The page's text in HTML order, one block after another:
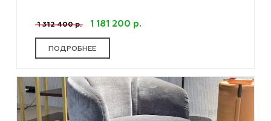
1 312 400 р. 1 181 200 р.
ПОДРОБНЕЕ